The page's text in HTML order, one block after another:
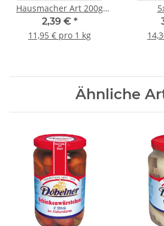
Hausmacher Art 200g
Glas
2,39 € *
11,95 € pro 1 kg
Ähnliche